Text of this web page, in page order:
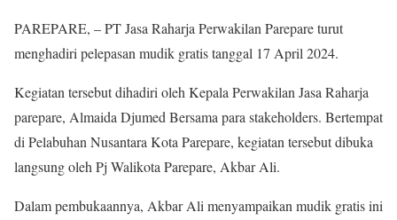
PAREPARE, – PT Jasa Raharja Perwakilan Parepare turut
menghadiri pelepasan mudik gratis tanggal 17 April 2024.
Kegiatan tersebut dihadiri oleh Kepala Perwakilan Jasa Raharja
parepare, Almaida Djumed Bersama para stakeholders. Bertempat
di Pelabuhan Nusantara Kota Parepare, kegiatan tersebut dibuka
langsung oleh Pj Walikota Parepare, Akbar Ali.
Dalam pembukaannya, Akbar Ali menyampaikan mudik gratis ini